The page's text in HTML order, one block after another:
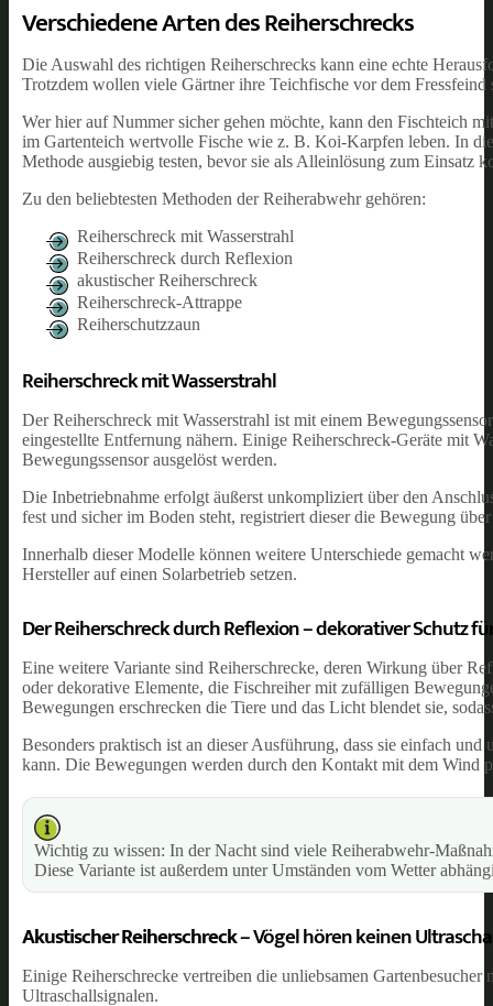
Verschiedene Arten des Reiherschrecks
Die Auswahl des richtigen Reiherschrecks kann eine echte
Trotzdem wollen viele Gärtner ihre Teichfische vor dem Fressfeind
Wer hier auf Nummer sicher gehen möchte, kann den Fischteich
im Gartenteich wertvolle Fische wie z. B. Koi-Karpfen leben. In
Methode ausgiebig testen, bevor sie als Alleinlösung zum Einsatz
Zu den beliebtesten Methoden der Reiherabwehr gehören:
Reiherschreck mit Wasserstrahl
Reiherschreck durch Reflexion
akustischer Reiherschreck
Reiherschreck-Attrappe
Reiherschutzzaun
Reiherschreck mit Wasserstrahl
Der Reiherschreck mit Wasserstrahl ist mit einem
eingestellte Entfernung nähern. Einige Reiherschreck-Geräte mit
Bewegungssensor ausgelöst werden.
Die Inbetriebnahme erfolgt äußerst unkompliziert über den
fest und sicher im Boden steht, registriert dieser die Bewegung
Innerhalb dieser Modelle können weitere Unterschiede gemacht
Hersteller auf einen Solarbetrieb setzen.
Der Reiherschreck durch Reflexion – dekorativer Schutz
Eine weitere Variante sind Reiherschrecke, deren Wirkung über
oder dekorative Elemente, die Fischreiher mit zufälligen
Bewegungen erschrecken die Tiere und das Licht blendet sie,
Besonders praktisch ist an dieser Ausführung, dass sie einfach
kann. Die Bewegungen werden durch den Kontakt mit dem Wind
Wichtig zu wissen: In der Nacht sind viele Reiherabwehr-
Diese Variante ist außerdem unter Umständen vom Wetter
Akustischer Reiherschreck– Vögel hören keinen
Einige Reiherschrecke vertreiben die unliebsamen
Ultraschallsignalen.